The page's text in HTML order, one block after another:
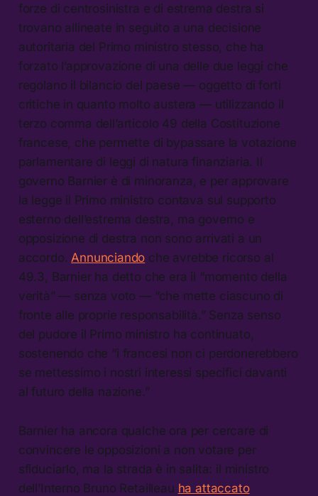
forze di centrosinistra e di estrema destra si
trovano allineate in seguito a una decisione
autoritaria del Primo ministro stesso, che ha
forzato l’approvazione di una delle due leggi che
regolano il bilancio del paese — oggetto di forti
critiche in quanto molto austera — utilizzando il
terzo comma dell’articolo 49 della Costituzione
francese, che permette di bypassare la votazione
parlamentare di leggi di natura finanziaria. Il
governo Barnier è di minoranza, e per approvare
la legge il Primo ministro contava sul supporto
esterno dell’estrema destra, ma governo e
opposizione di destra non sono arrivati a un
accordo. Annunciando che avrebbe ricorso al
49.3, Barnier ha detto che era il “momento della
verità” — senza voto — “che mette ciascuno di
fronte alle proprie responsabilità.” Senza senso
del pudore il Primo ministro ha continuato,
sostenendo che “i francesi non ci perdonerebbero
se mettessimo i nostri interessi specifici davanti
al futuro della nazione.”
Barnier ha ancora qualche ora per cercare di
convincere le opposizioni a non votare per
sfiduciarlo, ma la strada è in salita: il ministro
dell’Interno Bruno Retailleau ha attaccato